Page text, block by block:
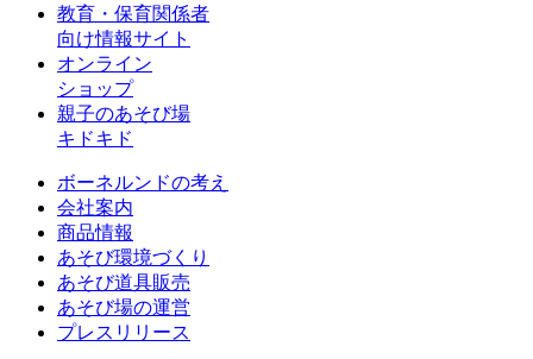
教育・保育関係者
向け情報サイト
オンライン
ショップ
親子のあそび場
キドキド
ボーネルンドの考え
会社案内
商品情報
あそび環境づくり
あそび道具販売
あそび場の運営
プレスリリース